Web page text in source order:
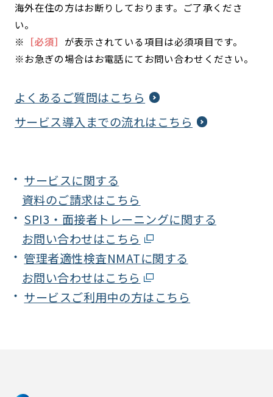
海外在住の方はお断りしております。ご了承くださ
い。
※ ［必須］ が表示されている項目は必須項目です。
※お急ぎの場合はお電話にてお問い合わせください。
よくあるご質問はこちら
サービス導入までの流れはこちら
サービスに関する
資料のご請求はこちら
SPI3・面接者トレーニングに関する
お問い合わせはこちら
管理者適性検査NMATに関する
お問い合わせはこちら
サービスご利用中の方はこちら